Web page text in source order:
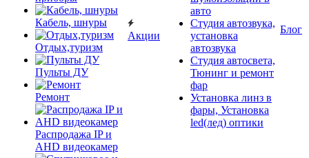
Кабель, шнуры
Отдых,туризм
Пульты ДУ
Ремонт
Распродажа IP и
AHD видеокамер
Акции
авто
Студия автозвука,
установка
автозвука
Студия автосвета,
Тюнинг и ремонт
фар
Установка линз в
фары, Установка
led(лед) оптики
Блог